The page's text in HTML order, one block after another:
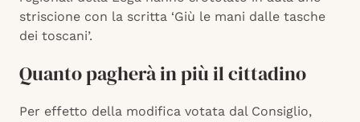
striscione con la scritta ‘Giù le mani dalle tasche
dei toscani’.
Quanto pagherà in più il cittadino
Per effetto della modifica votata dal Consiglio,